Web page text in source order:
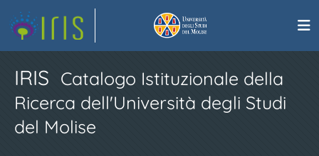
IRIS Catalogo Istituzionale della
Ricerca dell'Università degli Studi
del Molise